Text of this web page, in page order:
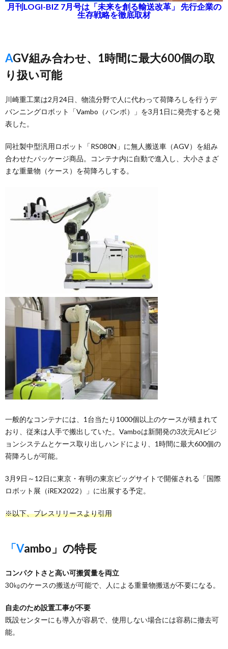
月刊LOGI-BIZ 7月号は「未来を創る輸送改革」 先行企業の
生存戦略を徹底取材
AGV組み合わせ、1時間に最大600個の取
り扱い可能
川崎重工業は2月24日、物流分野で人に代わって荷降ろしを行うデ
バンニングロボット「Vambo（バンボ）」を3月1日に発売すると発
表した。
同社製中型汎用ロボット「RS080N」に無人搬送車（AGV）を組み
合わせたパッケージ商品。コンテナ内に自動で進入し、大小さまざ
まな重量物（ケース）を荷降ろしする。
一般的なコンテナには、1台当たり1000個以上のケースが積まれて
おり、従来は人手で搬出していた。Vamboは新開発の3次元AIビジ
ョンシステムとケース取り出しハンドにより、1時間に最大600個の
荷降ろしが可能。
3月9日～12日に東京・有明の東京ビッグサイトで開催される「国際
ロボット展（iREX2022）」に出展する予定。
※以下、プレスリリースより引用
「Vambo」の特長
コンパクトさと高い可搬質量を両立
30㎏のケースの搬送が可能で、人による重量物搬送が不要になる。
自走のため設置工事が不要
既設センターにも導入が容易で、使用しない場合には容易に撤去可
能。